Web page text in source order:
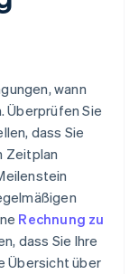
wann
Überprüfen Sie
dass Sie
Zeitplan
Rechnung zu
dass Sie Ihre
Übersicht über